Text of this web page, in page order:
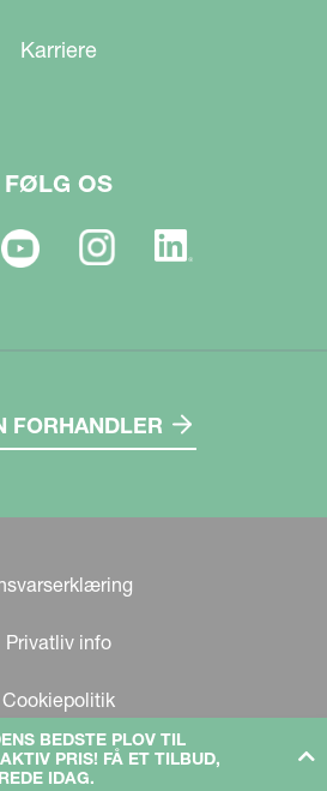
BEDSTE PLOV TIL
PRIS! FÅ ET TILBUD,
IDAG.
Karriere
FØLG OS
FORHANDLER
Privatliv info
Cookiepolitik